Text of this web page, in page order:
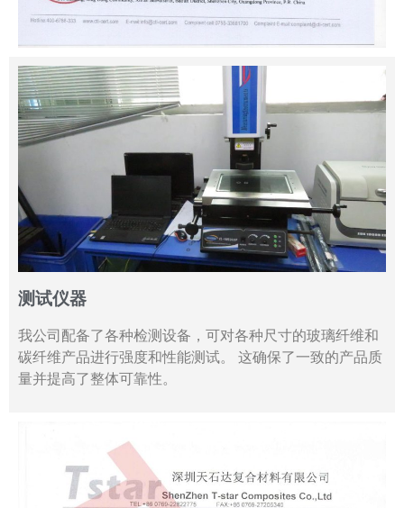
测试仪器
我公司配备了各种检测设备，可对各种尺寸的玻璃纤维和
碳纤维产品进行强度和性能测试。 这确保了一致的产品质
量并提高了整体可靠性。